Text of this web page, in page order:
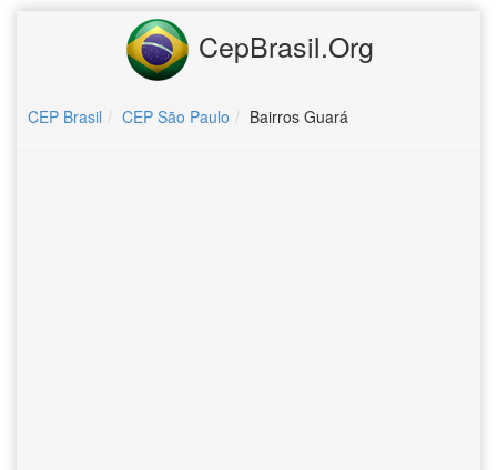
CepBrasil.Org
CEP Brasil CEP São Paulo Bairros Guará